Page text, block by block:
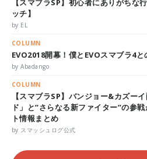
ッチ】
by EL
COLUMN
EVO2018開幕！僕とEVOスマブラ4
by Abadango
COLUMN
【スマブラSP】バンジョー&カズー
ド」と”さらなる新ファイター”の参
ト情報まとめ
by スマッシュログ公式